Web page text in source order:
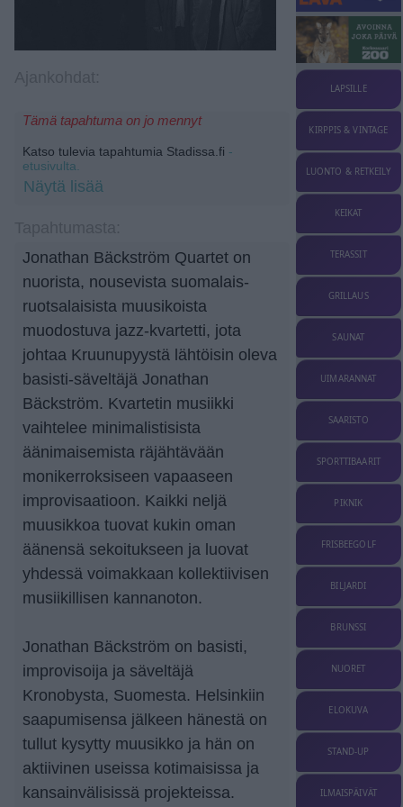
Tämä tapahtuma on jo mennyt
Katso tulevia tapahtumia Stadissa.fi -
etusivulta.
Näytä lisää
Jonathan Bäckström Quartet on
nuorista, nousevista suomalais-
ruotsalaisista muusikoista
muodostuva jazz-kvartetti, jota
johtaa Kruunupyystä lähtöisin oleva
basisti-säveltäjä Jonathan
Bäckström. Kvartetin musiikki
vaihtelee minimalistisista
äänimaisemista räjähtävään
monikerroksiseen vapaaseen
improvisaatioon. Kaikki neljä
muusikkoa tuovat kukin oman
äänensä sekoitukseen ja luovat
yhdessä voimakkaan kollektiivisen
musiikillisen kannanoton.
Jonathan Bäckström on basisti,
improvisoija ja säveltäjä
Kronobysta, Suomesta. Helsinkiin
saapumisensa jälkeen hänestä on
tullut kysytty muusikko ja hän on
aktiivinen useissa kotimaisissa ja
kansainvälisissä projekteissa.
LAPSILLE
KIRPPIS & VINTAGE
LUONTO & RETKEILY
KEIKAT
TERASSIT
GRILLAUS
SAUNAT
UIMARANNAT
SAARISTO
SPORTTIBAARIT
PIKNIK
FRISBEEGOLF
BILJARDI
BRUNSSI
NUORET
ELOKUVA
STAND-UP
ILMAISPÄIVÄT